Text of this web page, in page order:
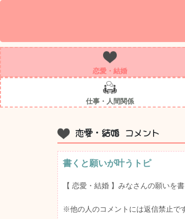
恋愛・結婚
仕事・人間関係
恋愛・結婚 コメント
書くと願いが叶うトピ
【 恋愛・結婚 】みなさんの願いを
※他の人のコメントには返信禁止です